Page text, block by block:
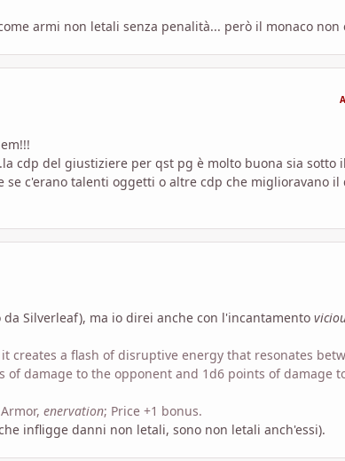
armi non letali senza penalità... però il monaco non
cdp del giustiziere per qst pg è molto buona sia sotto
se c'erano talenti oggetti o altre cdp che miglioravano
da Silverleaf), ma io direi anche con l'incantamento
creates a flash of disruptive energy that resonates
damage to the opponent and 1d6 points of damage
enervation; Price +1 bonus.
infligge danni non letali, sono non letali anch'essi).